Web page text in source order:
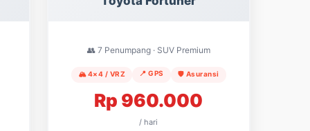
👥 7 Penumpang · SUV Premium
🏔️ 4×4 / VRZ 📍 GPS 🛡️ Asuransi
Rp 960.000
/ hari